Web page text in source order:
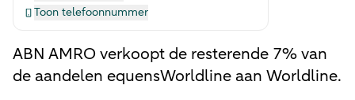
Toon telefoonnummer
ABN AMRO verkoopt de resterende 7% van
de aandelen equensWorldline aan Worldline.